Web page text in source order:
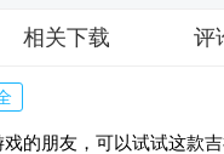
相关下载 评
的朋友，可以试试这款